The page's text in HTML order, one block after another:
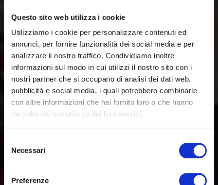
Questo sito web utilizza i cookie
Utilizziamo i cookie per personalizzare contenuti ed
annunci, per fornire funzionalità dei social media e per
analizzare il nostro traffico. Condividiamo inoltre
informazioni sul modo in cui utilizzi il nostro sito con i
nostri partner che si occupano di analisi dei dati web,
pubblicità e social media, i quali potrebbero combinarle
con altre informazioni che hai fornito loro o che hanno
raccolto dal tuo utilizzo dei loro servizi.
delNecessari
Preferenze